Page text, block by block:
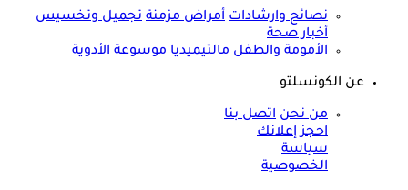
نصائح وارشادات أمراض مزمنة تجميل وتخسيس
أخبار صحة
الأمومة والطفل مالتيميديا موسوعة الأدوية
عن الكونسلتو
من نحن اتصل بنا
احجز إعلانك
سياسة
الخصوصية